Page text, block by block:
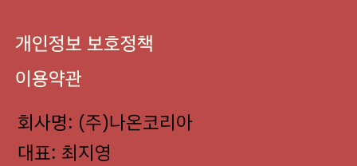
개인정보 보호정책
이용약관
회사명: (주)나온코리아
대표: 최지영